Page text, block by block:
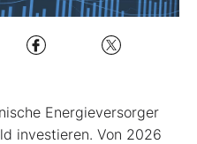
Energieversorger
investieren. Von 2026